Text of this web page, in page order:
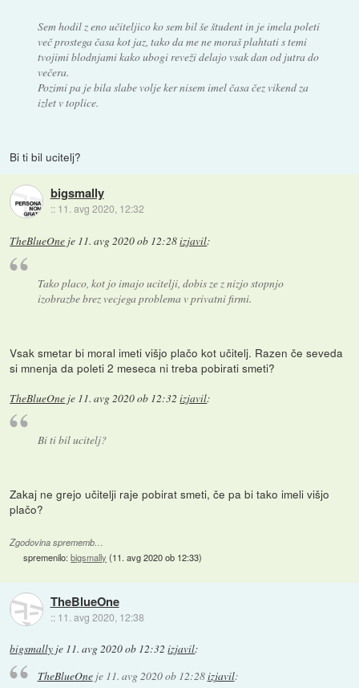
Sem hodil z eno učiteljico ko sem bil še študent in je imela poleti
več prostega časa kot jaz, tako da me ne moraš plahtati s temi
tvojimi blodnjami kako ubogi reveži delajo vsak dan od jutra do
večera.
Pozimi pa je bila slabe volje ker nisem imel časa čez vikend za
izlet v toplice.
Bi ti bil ucitelj?
bigsmally
:: 11. avg 2020, 12:32
TheBlueOne je 11. avg 2020 ob 12:28izjavil:
Tako placo, kot jo imajo ucitelji, dobis ze z nizjo stopnjo
izobrazbe brez vecjega problema v privatni firmi.
Vsak smetar bi moral imeti višjo plačo kot učitelj. Razen če seveda
si mnenja da poleti 2 meseca ni treba pobirati smeti?
TheBlueOne je 11. avg 2020 ob 12:32 izjavil:
Bi ti bil ucitelj?
Zakaj ne grejo učitelji raje pobirat smeti, če pa bi tako imeli višjo
plačo?
Zgodovina sprememb…
spremenilo:bigsmally (11. avg 2020 ob 12:33)
TheBlueOne
:: 11. avg 2020, 12:38
bigsmally je 11. avg 2020 ob 12:32 izjavil:
TheBlueOneje 11. avg 2020 ob 12:28izjavil: